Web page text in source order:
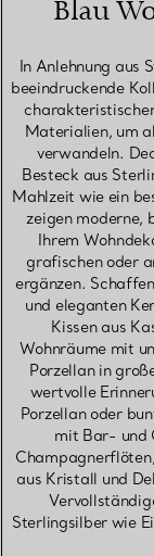
Blau
In Anlehnung aus
beeindruckende
Materialien, um
verwandeln.
Besteck aus
Mahlzeit wie ein
zeigen moderne,
Ihrem
grafischen oder
ergänzen.
und eleganten
Kissen aus
Wohnräume mit
Porzellan in
wertvolle
Porzellan oder
mit Bar- und
aus Kristall und
Sterlingsilber wie